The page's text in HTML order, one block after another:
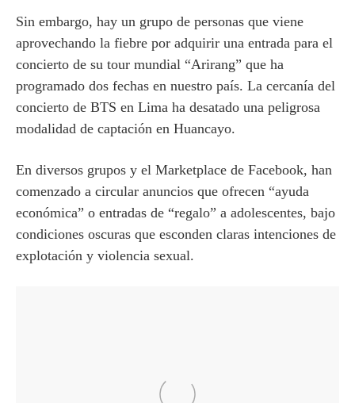
Sin embargo, hay un grupo de personas que viene
aprovechando la fiebre por adquirir una entrada para el
concierto de su tour mundial “Arirang” que ha
programado dos fechas en nuestro país. La cercanía del
concierto de BTS en Lima ha desatado una peligrosa
modalidad de captación en Huancayo.
En diversos grupos y el Marketplace de Facebook, han
comenzado a circular anuncios que ofrecen “ayuda
económica” o entradas de “regalo” a adolescentes, bajo
condiciones oscuras que esconden claras intenciones de
explotación y violencia sexual.